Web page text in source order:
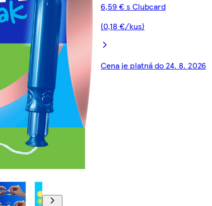
6,59 € s Clubcard
(0,18 €/kus)
Cena je platná do 24. 8. 2026